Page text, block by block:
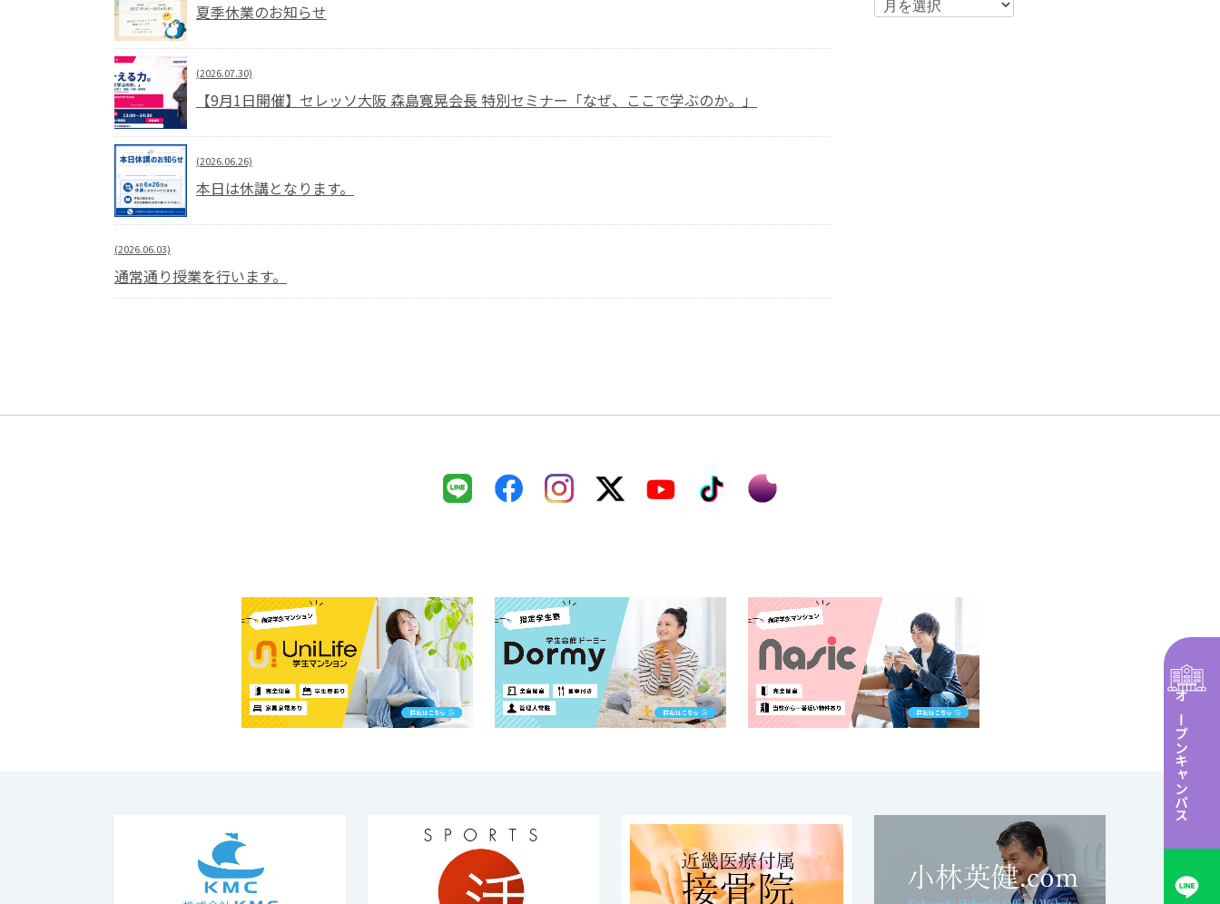
オープンキャンパス
夏季休業のお知らせ
(2026.07.30)
【9月1日開催】セレッソ大阪 森島寛晃会長 特別セミナー「なぜ、ここで学ぶのか。」
(2026.06.26)
本日は休講となります。
(2026.06.03)
通常通り授業を行います。